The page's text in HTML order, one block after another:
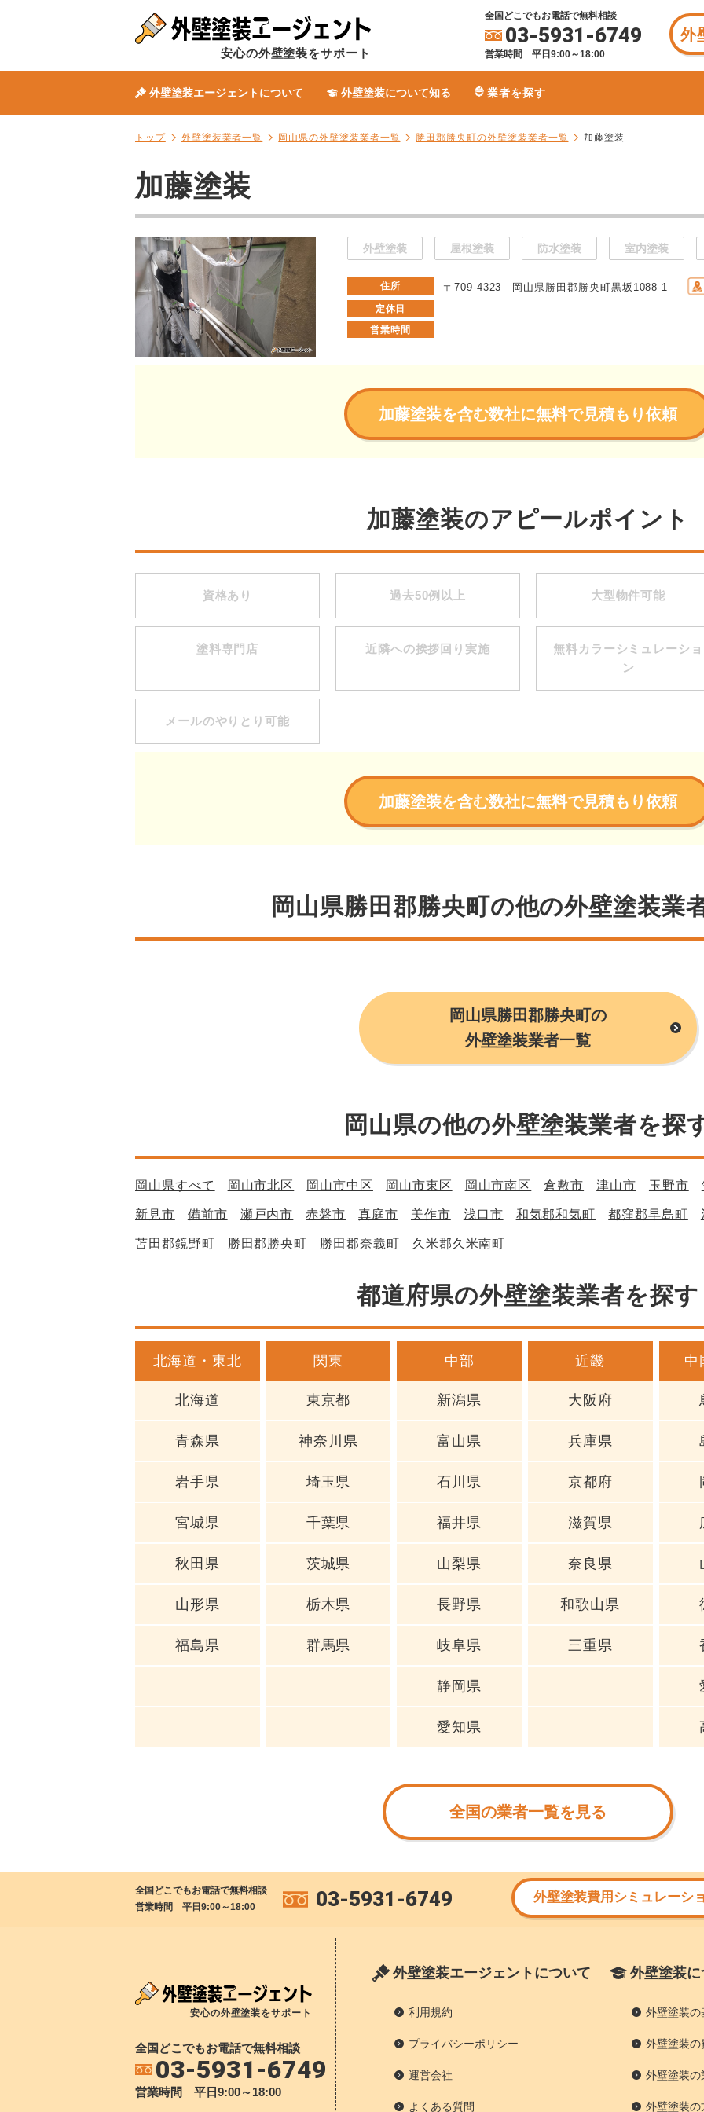
安心の外壁塗装をサポート
全国どこでもお電話で無料相談
03-5931-6749
営業時間 平日9:00～18:00
外
外壁塗装エージェントについて 外壁塗装について知る 業者を探す
トップ 外壁塗装業者一覧 岡山県の外壁塗装業者一覧 勝田郡勝央町の外壁塗装業者一覧 加藤塗装
加藤塗装
外壁塗装 屋根塗装 防水塗装 室内塗装
住所 〒709-4323 岡山県勝田郡勝央町黒坂1088-1
定休日
営業時間
加藤塗装を含む数社に無料で見積もり依頼
加藤塗装のアピールポイント
資格あり 過去50例以上 大型物件可能
塗料専門店 近隣への挨拶回り実施
無料カラーシミュレーショ
ン
メールのやりとり可能
加藤塗装を含む数社に無料で見積もり依頼
岡山県勝田郡勝央町の他の外壁塗装業
岡山県勝田郡勝央町の
外壁塗装業者一覧
岡山県の他の外壁塗装業者を探
岡山県すべて 岡山市北区 岡山市中区 岡山市東区 岡山市南区 倉敷市 津山市 玉野市
新見市 備前市 瀬戸内市 赤磐市 真庭市 美作市 浅口市 和気郡和気町 都窪郡早島町
苫田郡鏡野町 勝田郡勝央町 勝田郡奈義町 久米郡久米南町
都道府県の外壁塗装業者を探す
北海道・東北
北海道
青森県
岩手県
宮城県
秋田県
山形県
福島県
関東
東京都
神奈川県
埼玉県
千葉県
茨城県
栃木県
群馬県
中部
新潟県
富山県
石川県
福井県
山梨県
長野県
岐阜県
静岡県
愛知県
近畿
大阪府
兵庫県
京都府
滋賀県
奈良県
和歌山県
三重県
中
全国の業者一覧を見る
全国どこでもお電話で無料相談
営業時間 平日9:00～18:00
03-5931-6749 外壁塗装費用シミュレーシ
安心の外壁塗装をサポート
全国どこでもお電話で無料相談
03-5931-6749
営業時間 平日9:00～18:00
外壁塗装エージェントについて
利用規約
プライバシーポリシー
運営会社
よくある質問
外壁塗装
外壁塗装の
外壁塗装の
外壁塗装の
外壁塗装の